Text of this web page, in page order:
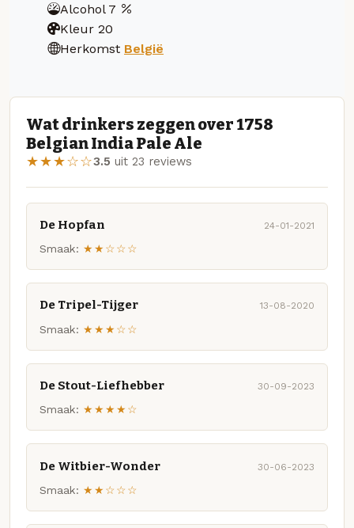
Alcohol 7
Kleur 20
Herkomst België
Wat drinkers zeggen over 1758
Belgian India Pale Ale
★★★☆☆3.5 uit 23 reviews
De Hopfan 24-01-2021
Smaak: ★★☆☆☆
De Tripel-Tijger 13-08-2020
Smaak: ★★★☆☆
De Stout-Liefhebber 30-09-2023
Smaak: ★★★★☆
De Witbier-Wonder 30-06-2023
Smaak: ★★☆☆☆